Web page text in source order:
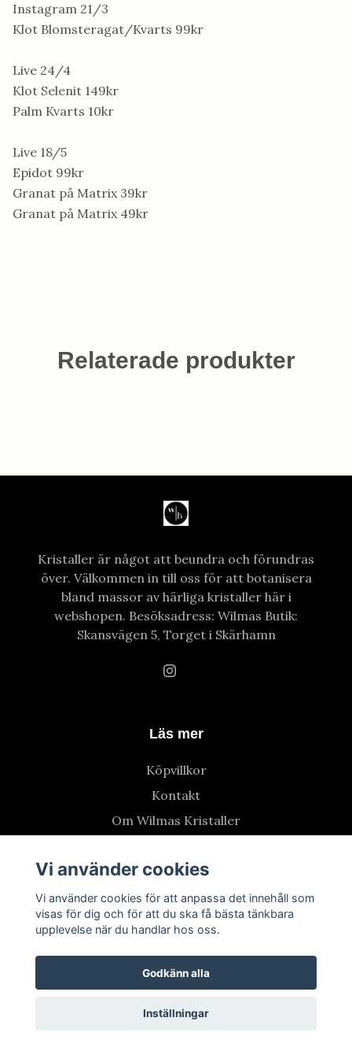
Instagram 21/3
Klot Blomsteragat/Kvarts 99kr
Live 24/4
Klot Selenit 149kr
Palm Kvarts 10kr
Live 18/5
Epidot 99kr
Granat på Matrix 39kr
Granat på Matrix 49kr
Relaterade produkter
Kristaller är något att beundra och förundras
över. Välkommen in till oss för att botanisera
bland massor av härliga kristaller här i
webshopen. Besöksadress: Wilmas Butik:
Skansvägen 5, Torget i Skärhamn
Läs mer
Köpvillkor
Kontakt
Om Wilmas Kristaller
© 2026 Wilmas Kristaller
Vi använder cookies
Vi använder cookies för att anpassa det innehåll som
visas för dig och för att du ska få bästa tänkbara
upplevelse när du handlar hos oss.
Godkänn alla
Inställningar